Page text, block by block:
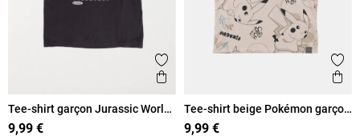
Ajouter aux favoris
Aperçu rapide
Tee-shirt garçon Jurassic World
(5-12A)
9,99 €
Tee-shirt beige Pokémon garçon
(5-12A)
9,99 €